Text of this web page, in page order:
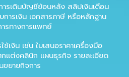
ารเดินบัญชีย้อนหลัง สลิปเงินเดือน
ารเงิน เอกสารภาษี หรือหลักฐาน
รทางการแพทย์
เงิน เช่น ใบเสนอราคาเครื่องมือ
ต่งคลินิก แผนธุรกิจ รายละเอียด
ขยายกิจการ